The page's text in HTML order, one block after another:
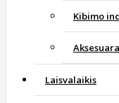
Kibimo
Laisvalaikis